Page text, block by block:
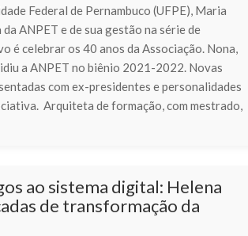
Federal de Pernambuco (UFPE), Maria
ANPET e de sua gestão na série de
é celebrar os 40 anos da Associação. Nona,
a ANPET no biênio 2021-2022. Novas
com ex-presidentes e personalidades
Arquiteta de formação, com mestrado,
ao sistema digital: Helena
de transformação da